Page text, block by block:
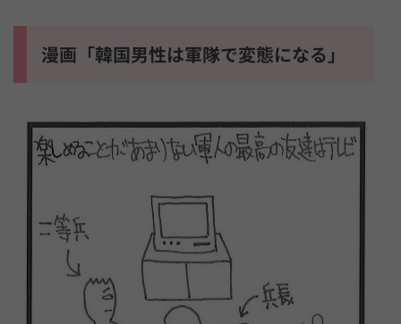
漫画「韓国男性は軍隊で変態になる」